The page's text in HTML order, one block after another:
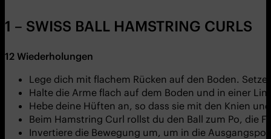
1 – SWISS BALL HAMSTRING CURLS
12 Wiederholungen
Lege dich mit flachem Rücken auf den Boden.
Halte die Arme flach auf dem Boden und in einer
Hebe deine Hüften an, so dass sie mit den Knien
Beim Hamstring Curl rollst du den Ball zum Po, die
Invertiere die Bewegung um, um in die